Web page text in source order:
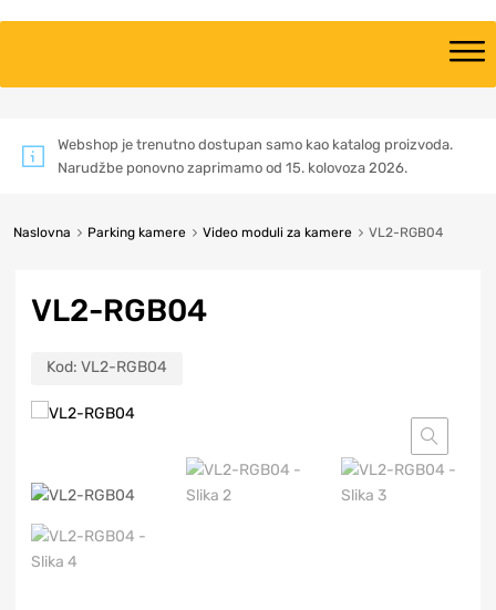
Webshop je trenutno dostupan samo kao katalog proizvoda.
Narudžbe ponovno zaprimamo od 15. kolovoza 2026.
Naslovna Parking kamere Video moduli za kamere VL2-RGB04
VL2-RGB04
Kod: VL2-RGB04